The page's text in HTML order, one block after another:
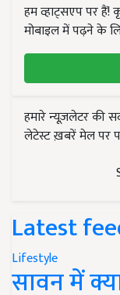
हम व्हाट्सएप पर
मोबाइल में पढ़ने के
हमारे न्यूज़लेटर की
लेटेस्ट ख़बरें मेल पर
Latest
Lifestyle
सावन में